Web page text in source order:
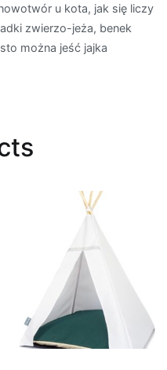
u kota, jak się liczy
zwierzo-jeża, benek
można jeść jajka